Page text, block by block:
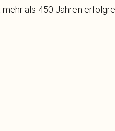
als 450 Jahren